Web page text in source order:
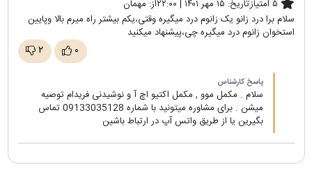
۵ امتیاز تاریخ: ۱۵ مهر ۱۴۰۱ | ۲۲:۰۰ از: مهمان
سلام برا درد زانو یک زانوم درد میگیره وقتی،یکم بیشتر راه میرم بالا وپایین
استخوان زانوم درد میگیره چی،پیشنهاد میکنید
۰ ۲
پاسخ کارشناس
سلام . مکمل موو , مکمل اکتیو اچ آ و نوشیدنی فریدام توصیه
میشن . برای مشاوره میتونید با شماره 09133035128 تماس
بگیرین یا از طریق واتس آپ در ارتباط باشین